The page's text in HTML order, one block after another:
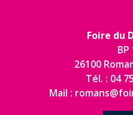
Foire du
BP
26100
Tél. : 04
Mail :